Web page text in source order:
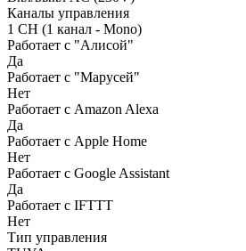
Каналы управления
1 CH (1 канал - Mono)
Работает с "Алисой"
Да
Работает с "Марусей"
Нет
Работает с Amazon Alexa
Да
Работает с Apple Home
Нет
Работает с Google Assistant
Да
Работает с IFTTT
Нет
Тип управления